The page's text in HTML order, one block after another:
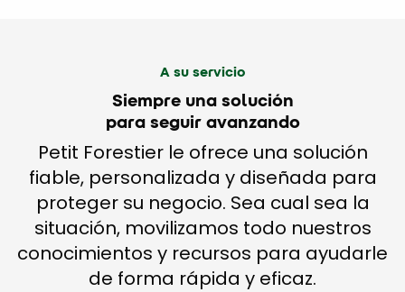
A su servicio
Siempre una solución
para seguir avanzando
Petit Forestier le ofrece una solución
fiable, personalizada y diseñada para
proteger su negocio. Sea cual sea la
situación, movilizamos todo nuestros
conocimientos y recursos para ayudarle
de forma rápida y eficaz.